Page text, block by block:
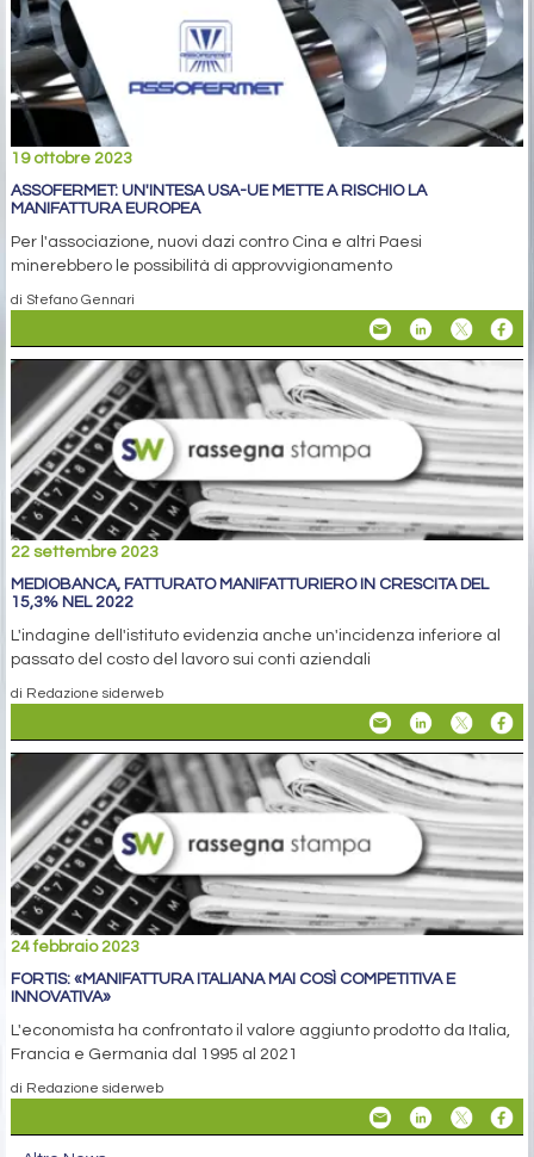
19 ottobre 2023
ASSOFERMET: UN'INTESA USA-UE METTE A RISCHIO LA
MANIFATTURA EUROPEA
Per l'associazione, nuovi dazi contro Cina e altri Paesi
minerebbero le possibilità di approvvigionamento
di Stefano Gennari
22 settembre 2023
MEDIOBANCA, FATTURATO MANIFATTURIERO IN CRESCITA DEL
15,3% NEL 2022
L'indagine dell'istituto evidenzia anche un'incidenza inferiore al
passato del costo del lavoro sui conti aziendali
di Redazione siderweb
24 febbraio 2023
FORTIS: «MANIFATTURA ITALIANA MAI COSÌ COMPETITIVA E
INNOVATIVA»
L'economista ha confrontato il valore aggiunto prodotto da Italia,
Francia e Germania dal 1995 al 2021
di Redazione siderweb